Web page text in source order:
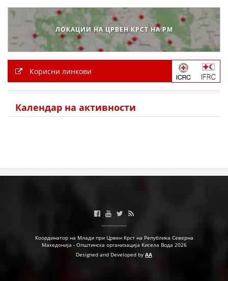
ЛОКАЦИИ НА ЦРВЕН КРСТ НА РМ
Корисни линкови
Календар на активности
Координатор на Млади при Црвен Крст на Република Северна
Македонија - Општинска организација Кисела Вода 2026
Designed and Developed by AA